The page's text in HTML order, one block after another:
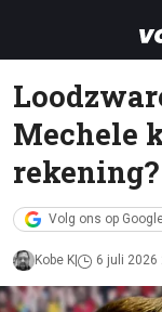
Mechele
rekening?
Volg ons op
Kobe K 6 juli 2026